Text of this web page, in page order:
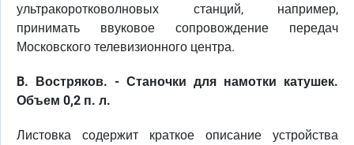
ультракоротковолновых станций, например,
принимать ввуковое сопровождение передач
Московского телевизионного центра.
B. Востряков. - Станочки для намотки катушек.
Объем 0,2 п. л.
Листовка содержит краткое описание устройства